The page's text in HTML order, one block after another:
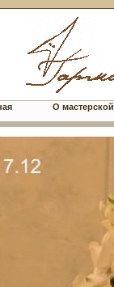
О мастерской